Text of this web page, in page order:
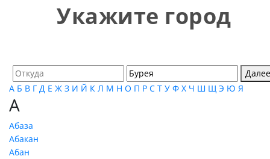
Укажите город
Далее
А Б В Г Д Е Ж З И Й К Л М Н О П Р С Т У Ф Х Ч Ш Щ Э Ю Я
А
Абаза
Абакан
Абан